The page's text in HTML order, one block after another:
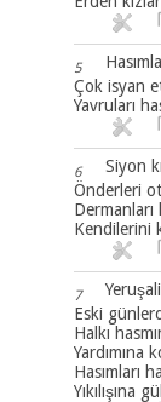
5
Çok isyan
Yavruları
6
Siyon
Önderleri
Dermanları
Kendilerini
7
Eski
Halkı
Yardımına
Hasımları
Yıkılışına